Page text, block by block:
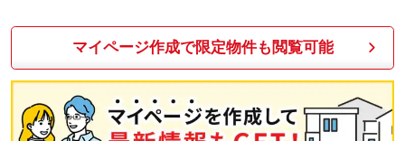
マイページ作成で限定物件も閲覧可能